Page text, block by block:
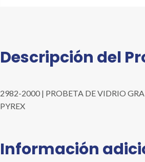
Descripción del
2982-2000 | PROBETA DE VIDRIO
PYREX
Información